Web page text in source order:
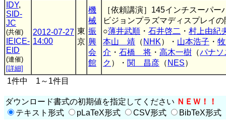
IDY,
SID-
JC
(共催)
IEICE-
EID
(連催)
[詳細]
2012-07-27
14:00
東
京
機
械
振
興
会
館
［依頼講演］145インチスーパー
ビジョンプラズマディスプレイの
○薄井武順 ・ 石井啓二 ・ 村上由紀
本山 靖 （ NHK）・ 山本浩子 ・
介 ・ 石橋 将 ・ 高木一樹 （パナソ
ク ）・ 関 昌彦 （ NES）
1件中 1～1件目
ダウンロード書式の初期値を指定してください ＮＥＷ！！
テキスト形式
pLaTeX形式 CSV形式 BibTeX形式